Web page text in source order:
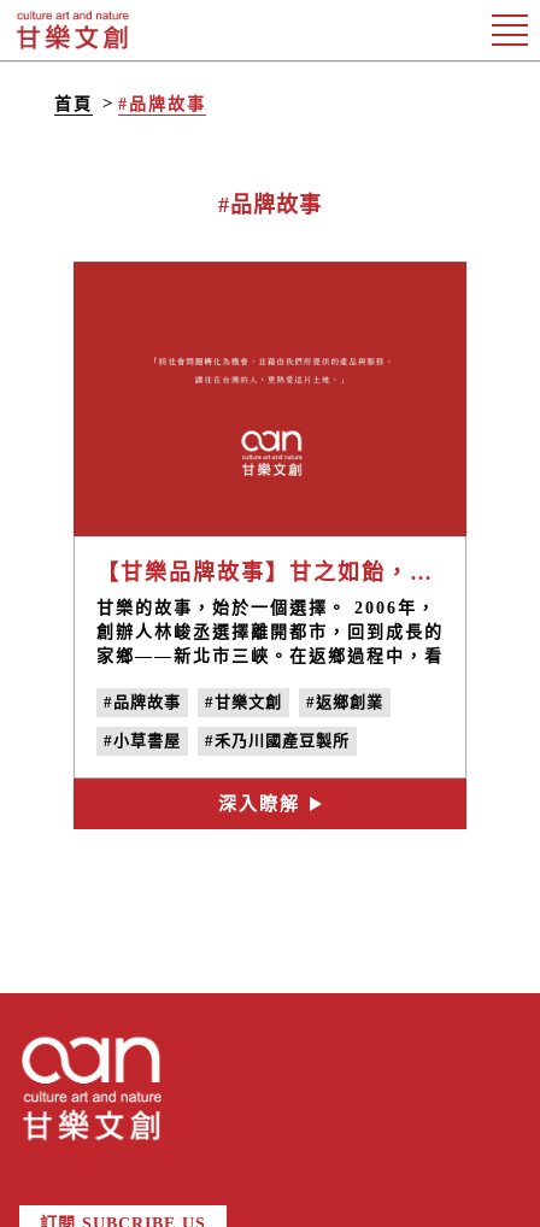
首頁 #品牌故事
#品牌故事
【甘樂品牌故事】甘之如飴，樂在其中
甘樂的故事，始於一個選擇。 2006年，
創辦人林峻丞選擇離開都市，回到成長的
家鄉——新北市三峽。在返鄉過程中，看
人陪伴、青壯人口大量外移、老屋逐漸荒
廢，社區正悄然失去活力。於是，2010
年，甘樂文創正式成立。
#品牌故事 #甘樂文創 #返鄉創業
#小草書屋 #禾乃川國產豆製所
#國產大豆 #社區活化
深入瞭解